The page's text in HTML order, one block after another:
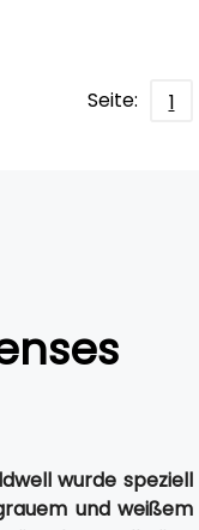
Seite: 1
wurde speziell
und weißem